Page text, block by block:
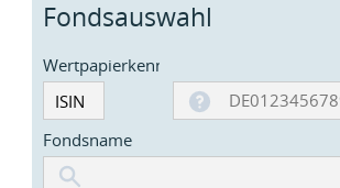
Fondsauswahl
Wertpapierkennnummer
Fondsname